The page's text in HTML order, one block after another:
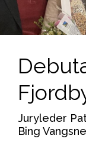
Juryleder
Bing